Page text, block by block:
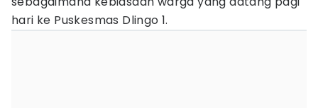
hari ke Puskesmas Dlingo 1.